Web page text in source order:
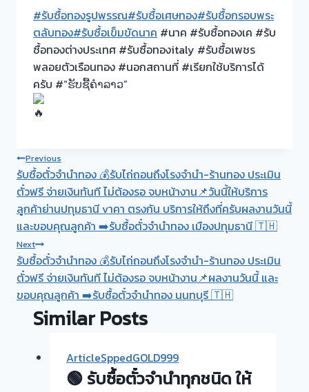
#รับซื้อทองรูปพรรณ#รับซื้อเศษทอง#รับซื้อกรอบพระ
ตลับทอง#รับซื้อเข็มขัดนาค #นาค #รับซื้อทองเค #รับ
ซื้อทองต่างประเทศ #รับซื้อทองitaly #รับซื้อเพชร
พลอยตัวเรือนทอง #นอกสถานที่ #เรียกใช้บริการได้
ครับ #“ຮັບຊື້ຄຳລາວ”
Post
navigation
Previous
รับซื้อตั๋วจำนำทอง 💰รับไถ่ถอนถึงโรงจำนำ-ร้านทอง ประเมิน
ตั๋วฟรี จ่ายเงินทันที ไม่ต้องรอ จบหน้างาน📌วันนี้ให้บริการ
ลูกค้าย่านปทุมธานี vาคา ตรงกัน บริการให้ถึงที่ครับผลงานวันนี้
และขอบคุณลูกค้า ➡️รับซื้อตั๋วจำนำทอง เมืองปทุมธานี 🇹🇭
Next
รับซื้อตั๋วจำนำทอง 💰รับไถ่ถอนถึงโรงจำนำ-ร้านทอง ประเมิน
ตั๋วฟรี จ่ายเงินทันที ไม่ต้องรอ จบหน้างาน📌ผลงานวันนี้ และ
ขอบคุณลูกค้า ➡️รับซื้อตั๋วจำนำทอง นนทบุรี 🇹🇭
Similar Posts
ArticleSppedGOLD999
🟢 รับซื้อตั๋วจำนำทุกชนิด ให้